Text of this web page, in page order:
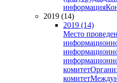
информация
2019 (14)
2019 (14)
Место
комитет
комитет